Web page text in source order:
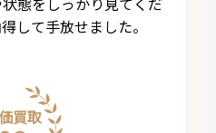
態をしっかり見てくだ
して手放せました。
買取